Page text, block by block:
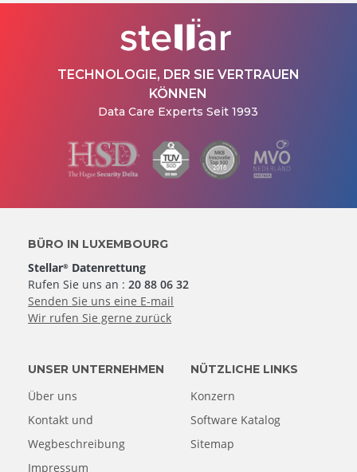
TECHNOLOGIE, DER SIE VERTRAUEN
KÖNNEN
Data Care Experts Seit 1993
BÜRO IN LUXEMBOURG
Stellar® Datenrettung
Rufen Sie uns an :20 88 06 32
Senden Sie uns eine E-mail
Wir rufen Sie gerne zurück
UNSER UNTERNEHMEN
Über uns
Kontakt und
Wegbeschreibung
Impressum
NÜTZLICHE LINKS
Konzern
Software Katalog
Sitemap